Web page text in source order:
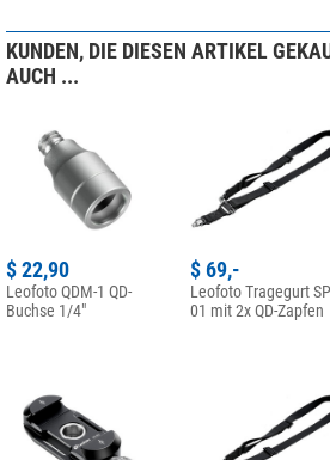
Ihre Kundenmeinung hinzufügen
KUNDEN, DIE DIESEN ARTIKEL
AUCH ...
$ 22,90
Leofoto QDM-1 QD-
Buchse 1/4"
$ 69,-
Leofoto Tragegurt
01 mit 2x QD-Zapfen